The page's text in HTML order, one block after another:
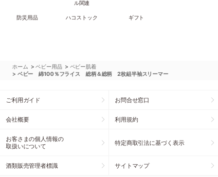
ル関連
防災用品 ハコストック ギフト
ホーム >ベビー用品 > ベビー肌着
> ベビー 綿100％フライス 総柄＆総柄 2枚組半袖スリーマー
ご利用ガイド お問合せ窓口
会社概要 利用規約
お客さまの個人情報の
取扱いについて
特定商取引法に基づく表示
酒類販売管理者標識 サイトマップ